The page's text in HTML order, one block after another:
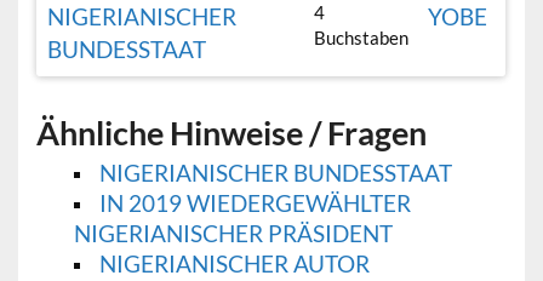
NIGERIANISCHER
BUNDESSTAAT
4
Buchstaben
YOBE
Ähnliche Hinweise / Fragen
NIGERIANISCHER BUNDESSTAAT
IN 2019 WIEDERGEWÄHLTER
NIGERIANISCHER PRÄSIDENT
NIGERIANISCHER AUTOR